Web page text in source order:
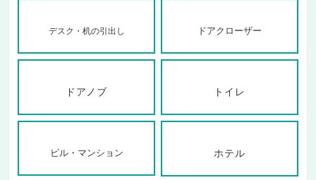
デスク・机の引出し ドアクローザー
ドアノブ トイレ
ビル・マンション ホテル